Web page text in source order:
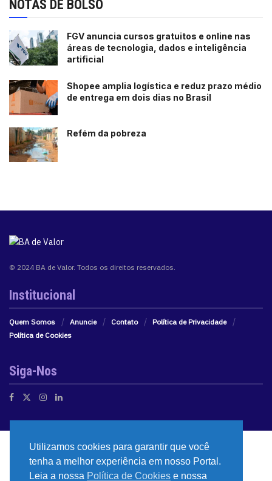
NOTAS DE BOLSO
FGV anuncia cursos gratuitos e online nas
áreas de tecnologia, dados e inteligência
artificial
Shopee amplia logística e reduz prazo médio
de entrega em dois dias no Brasil
Refém da pobreza
© 2024 BA de Valor. Todos os direitos reservados.
Institucional
Quem Somos Anuncie Contato
Política de Privacidade
Política de Cookies
Siga-Nos
Utilizamos cookies para garantir que você
tenha a melhor experiência em nosso Portal.
Leia a nossa Política de Cookies e nossa